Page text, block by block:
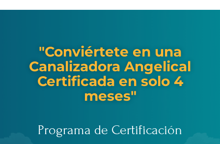
"Conviértete en una
Canalizadora Angelical
Certificada en solo 4
meses"
Programa de Certificación